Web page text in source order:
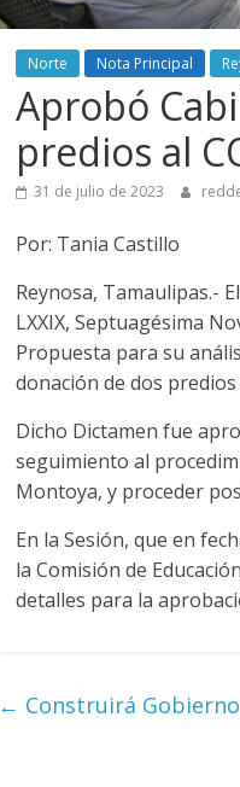
Norte Nota Principal
Aprobó
predios al
31 de julio de 2023
Por: Tania Castillo
Reynosa, Tamaulipas.-
LXXIX, Septuagésima
Propuesta para su
donación de dos
Dicho Dictamen fue
seguimiento al
Montoya, y proceder
En la Sesión, que en
la Comisión de
detalles para la
← Construirá